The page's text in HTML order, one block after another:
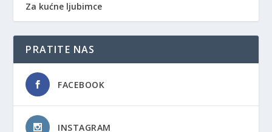
Za kućne ljubimce
PRATITE NAS
FACEBOOK
INSTAGRAM